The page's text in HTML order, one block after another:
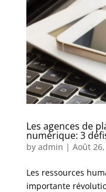
Les agences de
numérique: 3
by admin | Août
Les ressources
importante